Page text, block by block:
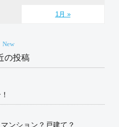
1月 »
New
の投稿
ンション？戸建て？